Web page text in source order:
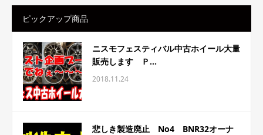
ピックアップ商品
ニスモフェスティバル中古ホイール大量
販売します Ｐ...
2018.11.24
悲しき製造廃止 No4 BNR32オーナ